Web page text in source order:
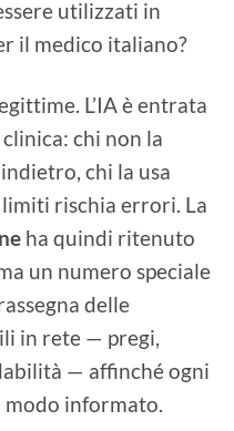
utilizzati in
il medico italiano?
L’IA è entrata
chi non la
chi la usa
limiti rischia errori. La
ha quindi ritenuto
un numero speciale
delle
in rete — pregi,
— affinché ogni
informato.